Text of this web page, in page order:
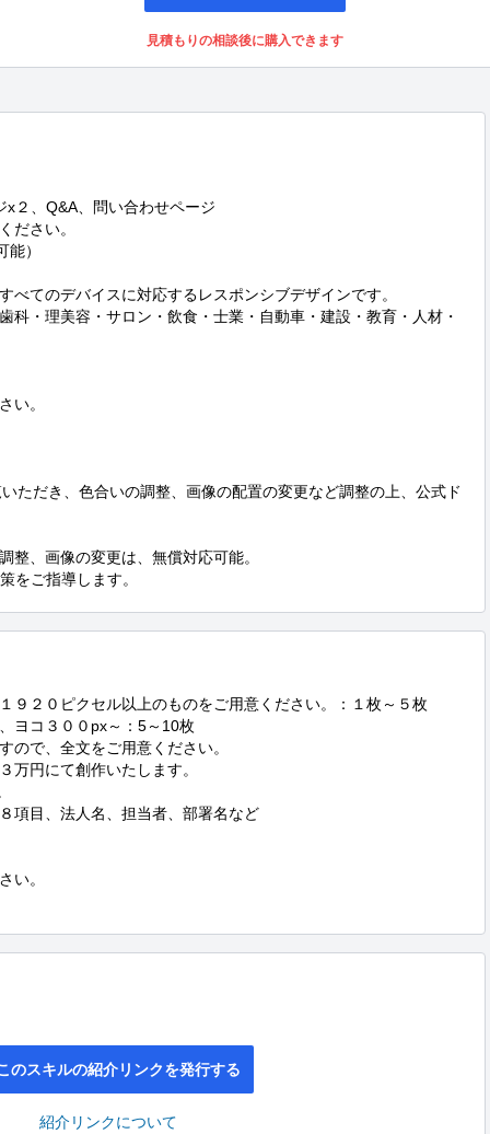
見積もりの相談後に購入できます
２、Q&A、問い合わせページ
ださい。
）
てのデバイスに対応するレスポンシブデザインです。
・理美容・サロン・飲食・士業・自動車・建設・教育・人材・
い。
ただき、色合いの調整、画像の配置の変更など調整の上、公式ド
整、画像の変更は、無償対応可能。
をご指導します。
９２０ピクセル以上のものをご用意ください。：１枚～５枚
ヨコ３００px～：5～10枚
で、全文をご用意ください。
万円にて創作いたします。
項目、法人名、担当者、部署名など
い。
のスキルの紹介リンクを発行する
紹介リンクについて